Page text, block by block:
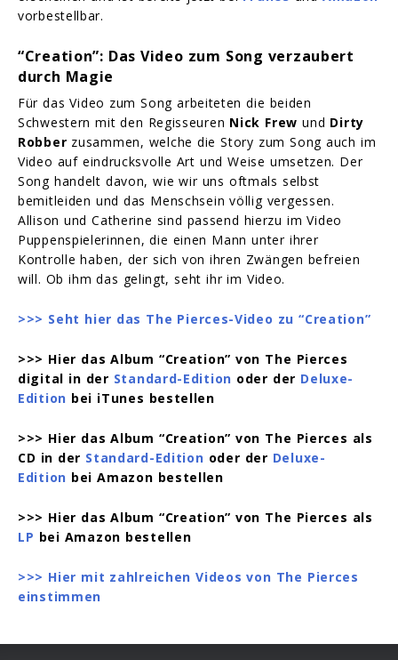
vorbestellbar.
“Creation”: Das Video zum Song verzaubert
durch Magie
Für das Video zum Song arbeiteten die beiden
Schwestern mit den Regisseuren Nick Frew und Dirty
Robber zusammen, welche die Story zum Song auch im
Video auf eindrucksvolle Art und Weise umsetzen. Der
Song handelt davon, wie wir uns oftmals selbst
bemitleiden und das Menschsein völlig vergessen.
Allison und Catherine sind passend hierzu im Video
Puppenspielerinnen, die einen Mann unter ihrer
Kontrolle haben, der sich von ihren Zwängen befreien
will. Ob ihm das gelingt, seht ihr im Video.
>>> Seht hier das The Pierces-Video zu “Creation”
>>> Hier das Album “Creation” von The Pierces
digital in der Standard-Edition oder der Deluxe-
Edition bei iTunes bestellen
>>> Hier das Album “Creation” von The Pierces als
CD in der Standard-Edition oder der Deluxe-
Edition bei Amazon bestellen
>>> Hier das Album “Creation” von The Pierces als
LP bei Amazon bestellen
>>> Hier mit zahlreichen Videos von The Pierces
einstimmen